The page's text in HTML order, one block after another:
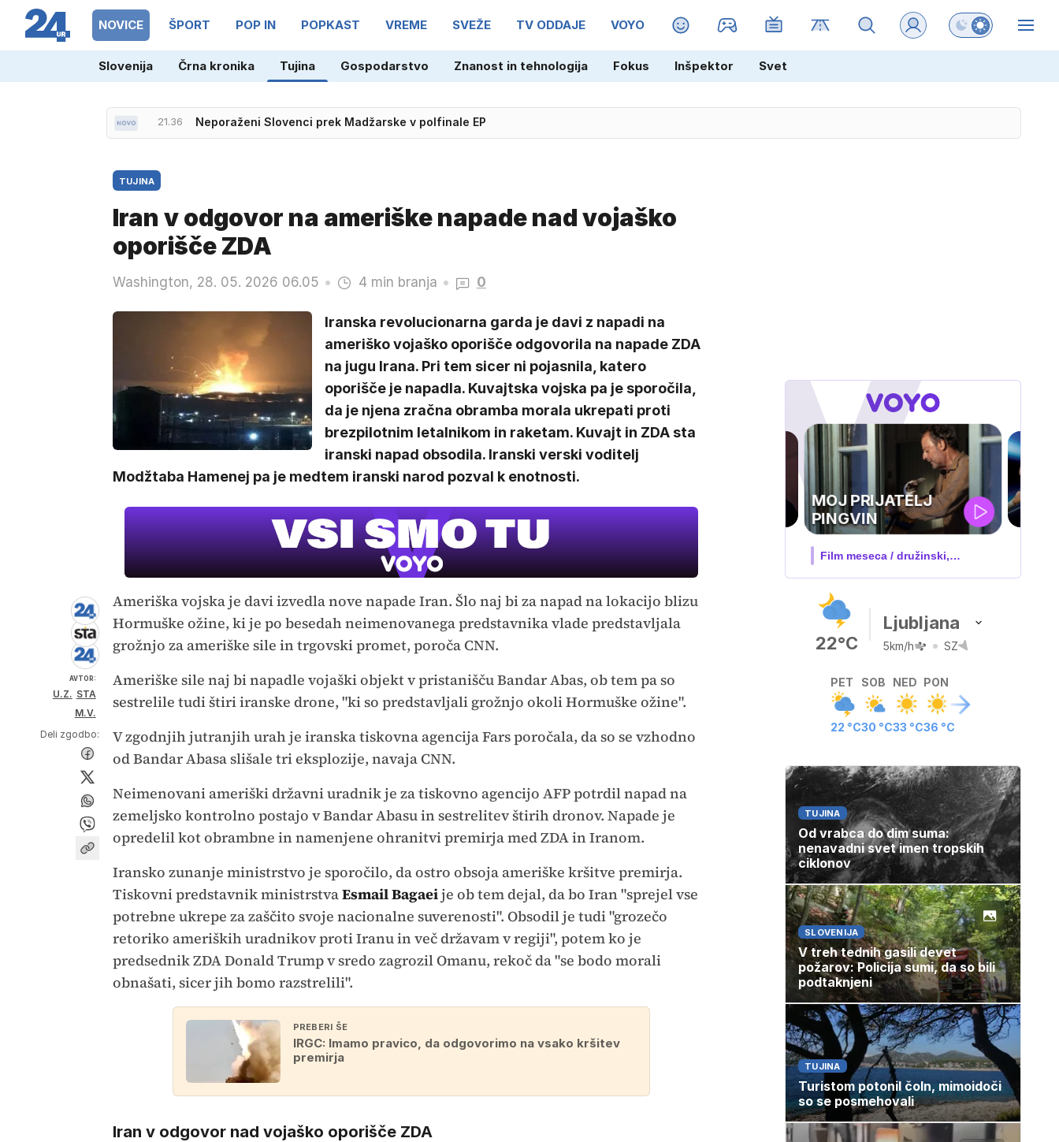
NOVICE ŠPORT POP IN POPKAST VREME SVEŽE TV ODDAJE VOYO MAGAZIN Preklopi barvni
Slovenija Črna kronika Tujina Gospodarstvo Znanost in tehnologija Fokus Inšpektor Svet
21.36 Neporaženi Slovenci prek Madžarske v polfinale EP
TUJINA
Iran v odgovor na ameriške napade nad vojaško
oporišče ZDA
Washington, 28. 05. 2026 06.05 4 min branja 0
Iranska revolucionarna garda je davi z napadi na
ameriško vojaško oporišče odgovorila na napade ZDA
na jugu Irana. Pri tem sicer ni pojasnila, katero
oporišče je napadla. Kuvajtska vojska pa je sporočila,
da je njena zračna obramba morala ukrepati proti
brezpilotnim letalnikom in raketam. Kuvajt in ZDA sta
iranski napad obsodila. Iranski verski voditelj
Modžtaba Hamenej pa je medtem iranski narod pozval k enotnosti.
AVTOR:
U.Z. STA
M.V.
Deli zgodbo:
Ameriška vojska je davi izvedla nove napade Iran. Šlo naj bi za napad na lokacijo blizu
Hormuške ožine, ki je po besedah neimenovanega predstavnika vlade predstavljala
grožnjo za ameriške sile in trgovski promet, poroča CNN.
Ameriške sile naj bi napadle vojaški objekt v pristanišču Bandar Abas, ob tem pa so
sestrelile tudi štiri iranske drone, "ki so predstavljali grožnjo okoli Hormuške ožine".
V zgodnjih jutranjih urah je iranska tiskovna agencija Fars poročala, da so se vzhodno
od Bandar Abasa slišale tri eksplozije, navaja CNN.
Neimenovani ameriški državni uradnik je za tiskovno agencijo AFP potrdil napad na
zemeljsko kontrolno postajo v Bandar Abasu in sestrelitev štirih dronov. Napade je
opredelil kot obrambne in namenjene ohranitvi premirja med ZDA in Iranom.
Iransko zunanje ministrstvo je sporočilo, da ostro obsoja ameriške kršitve premirja.
Tiskovni predstavnik ministrstvaEsmail Bagaeije ob tem dejal, da bo Iran "sprejel vse
potrebne ukrepe za zaščito svoje nacionalne suverenosti". Obsodil je tudi "grozečo
retoriko ameriških uradnikov proti Iranu in več državam v regiji", potem ko je
predsednik ZDA Donald Trump v sredo zagrozil Omanu, rekoč da "se bodo morali
obnašati, sicer jih bomo razstrelili".
PREBERI ŠE
IRGC: Imamo pravico, da odgovorimo na vsako kršitev
premirja
Iran v odgovor nad vojaško oporišče ZDA
PINGVIN
Film meseca / družinski,
pustolovski
UEFA
SUPERPOKAL
V živo na VOYO: sreda ob 20.30
22°C
Ljubljana
5km/h SZ
PET
22 °C
SOB
30 °C
NED
33 °C
PON
36 °C
TUJINA
Od vrabca do dim suma:
nenavadni svet imen tropskih
ciklonov
SLOVENIJA
V treh tednih gasili devet
požarov: Policija sumi, da so bili
podtaknjeni
TUJINA
Turistom potonil čoln, mimoidoči
so se posmehovali